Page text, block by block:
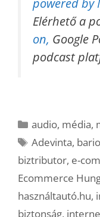
Elérhető a
on, Google
podcast
Kategória
audio, média,
Címkék
Adevinta,
biztributor, e-
Ecommerce
használtautó.hu,
biztonság,